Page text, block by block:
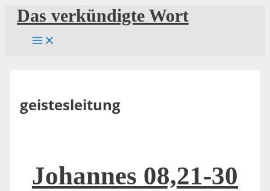
Zum
Inhalt
springen
Das verkündigte Wort
geistesleitung
Johannes 08,21-30